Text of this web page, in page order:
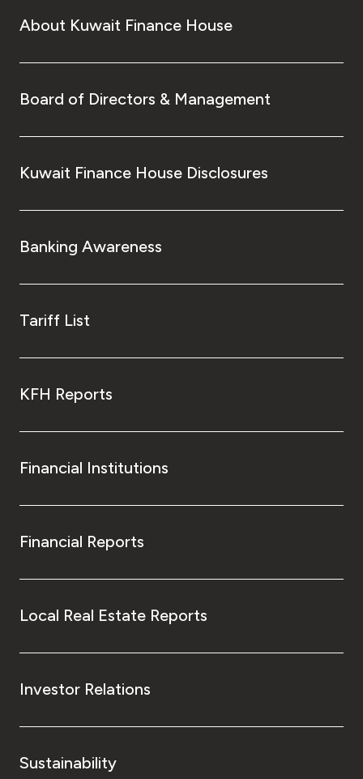
About Kuwait Finance House
Board of Directors & Management
Kuwait Finance House Disclosures
Banking Awareness
Tariff List
KFH Reports
Financial Institutions
Financial Reports
Local Real Estate Reports
Investor Relations
Sustainability